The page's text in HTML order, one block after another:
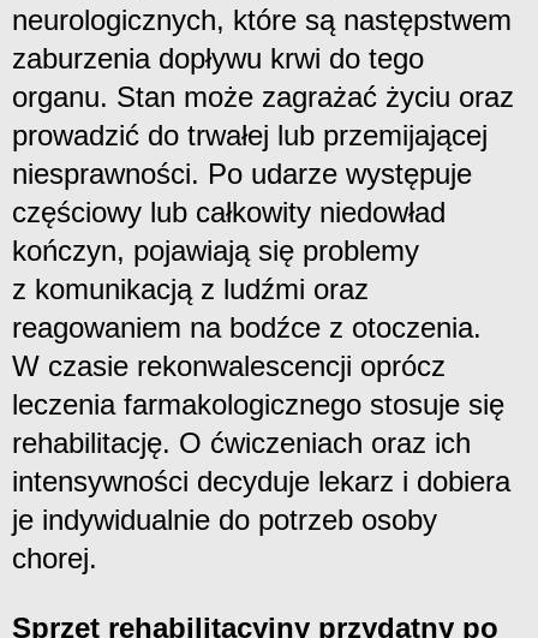
neurologicznych, które są następstwem
zaburzenia dopływu krwi do tego
organu. Stan może zagrażać życiu oraz
prowadzić do trwałej lub przemijającej
niesprawności. Po udarze występuje
częściowy lub całkowity niedowład
kończyn, pojawiają się problemy
z komunikacją z ludźmi oraz
reagowaniem na bodźce z otoczenia.
W czasie rekonwalescencji oprócz
leczenia farmakologicznego stosuje się
rehabilitację. O ćwiczeniach oraz ich
intensywności decyduje lekarz i dobiera
je indywidualnie do potrzeb osoby
chorej.
Sprzęt rehabilitacyjny przydatny po